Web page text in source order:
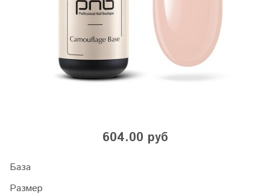
604.00 руб
База
Размер